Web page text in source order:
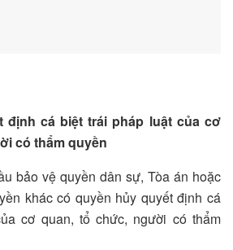
định cá biệt trái pháp luật của cơ
có thẩm quyền
bảo vệ quyền dân sự, Tòa án hoặc
khác có quyền hủy quyết định cá
cơ quan, tổ chức, người có thẩm